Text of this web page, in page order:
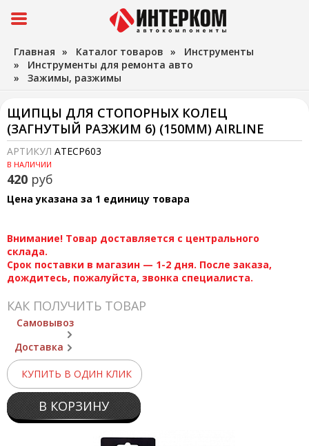
Главная » Каталог товаров » Инструменты
» Инструменты для ремонта авто
» Зажимы, разжимы
ЩИПЦЫ ДЛЯ СТОПОРНЫХ КОЛЕЦ
(ЗАГНУТЫЙ РАЗЖИМ 6) (150ММ) AIRLINE
АРТИКУЛ ATECP603
В НАЛИЧИИ
420 руб
Цена указана за 1 единицу товара
Внимание! Товар доставляется с центрального
склада.
Срок поставки в магазин — 1-2 дня. После заказа,
дождитесь, пожалуйста, звонка специалиста.
КАК ПОЛУЧИТЬ ТОВАР
Самовывоз
Доставка
КУПИТЬ В ОДИН КЛИК
В КОРЗИНУ